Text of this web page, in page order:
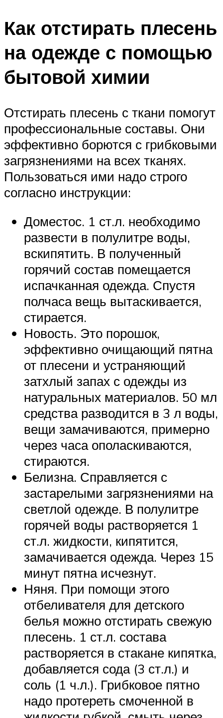
Как отстирать плесень
на одежде с помощью
бытовой химии
Отстирать плесень с ткани помогут
профессиональные составы. Они
эффективно борются с грибковыми
загрязнениями на всех тканях.
Пользоваться ими надо строго
согласно инструкции:
Доместос. 1 ст.л. необходимо
развести в полулитре воды,
вскипятить. В полученный
горячий состав помещается
испачканная одежда. Спустя
полчаса вещь вытаскивается,
стирается.
Новость. Это порошок,
эффективно очищающий пятна
от плесени и устраняющий
затхлый запах с одежды из
натуральных материалов. 50 мл
средства разводится в 3 л воды,
вещи замачиваются, примерно
через часа ополаскиваются,
стираются.
Белизна. Справляется с
застарелыми загрязнениями на
светлой одежде. В полулитре
горячей воды растворяется 1
ст.л. жидкости, кипятится,
замачивается одежда. Через 15
минут пятна исчезнут.
Няня. При помощи этого
отбеливателя для детского
белья можно отстирать свежую
плесень. 1 ст.л. состава
растворяется в стакане кипятка,
добавляется сода (3 ст.л.) и
соль (1 ч.л.). Грибковое пятно
надо протереть смоченной в